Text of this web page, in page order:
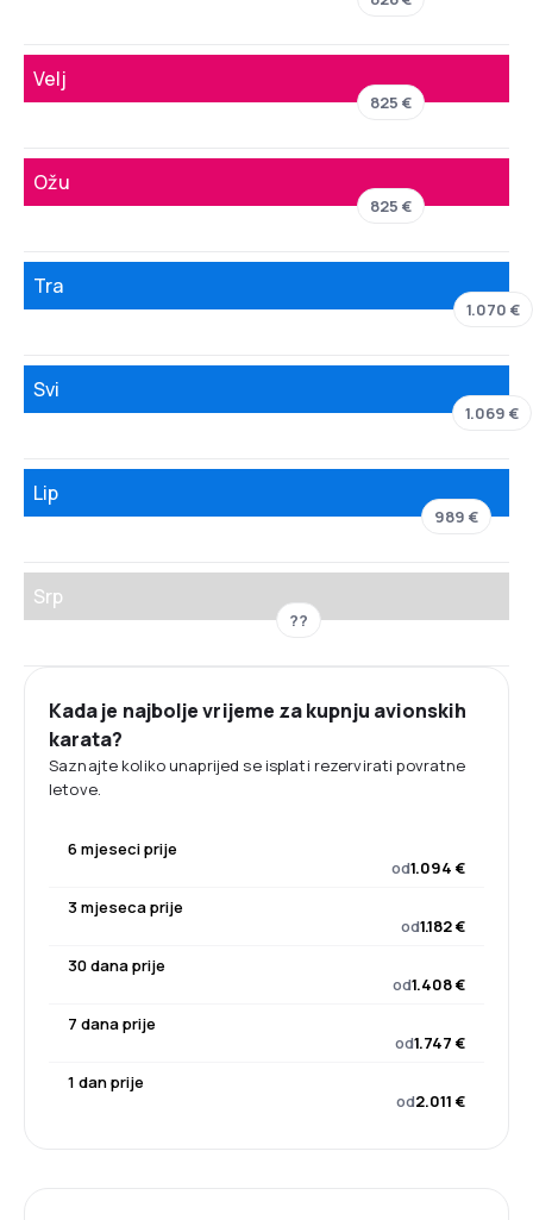
Velj
825 €
Ožu
825 €
Tra
1.070 €
Svi
1.069 €
Lip
989 €
Srp
??
Kada je najbolje vrijeme za kupnju avionskih
karata?
Saznajte koliko unaprijed se isplati rezervirati povratne
letove.
6 mjeseci prije
od1.094 €
3 mjeseca prije
od1.182 €
30 dana prije
od1.408 €
7 dana prije
od1.747 €
1 dan prije
od2.011 €